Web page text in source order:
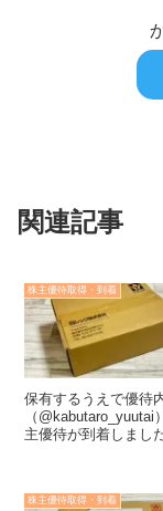
関連記事
株主優待取得・到着
保有するうえで優待
（
主優待が到着しまし
株主優待取得・到着